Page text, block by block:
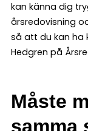
kan känna dig
årsredovisning
så att du kan ha
Hedgren på
Måste
samma